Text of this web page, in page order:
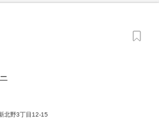
北野3丁目12-15